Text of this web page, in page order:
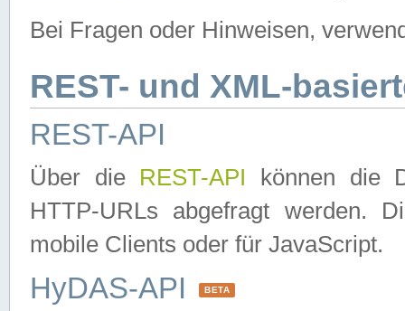
Bei Fragen oder Hinweisen,
REST- und XML-
REST-API
Über die REST-API können die
HTTP-URLs abgefragt werden.
mobile Clients oder für JavaScript.
HyDAS-API BETA